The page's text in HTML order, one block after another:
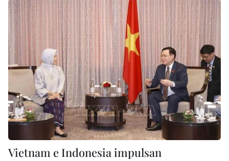
Vietnam e Indonesia impulsan